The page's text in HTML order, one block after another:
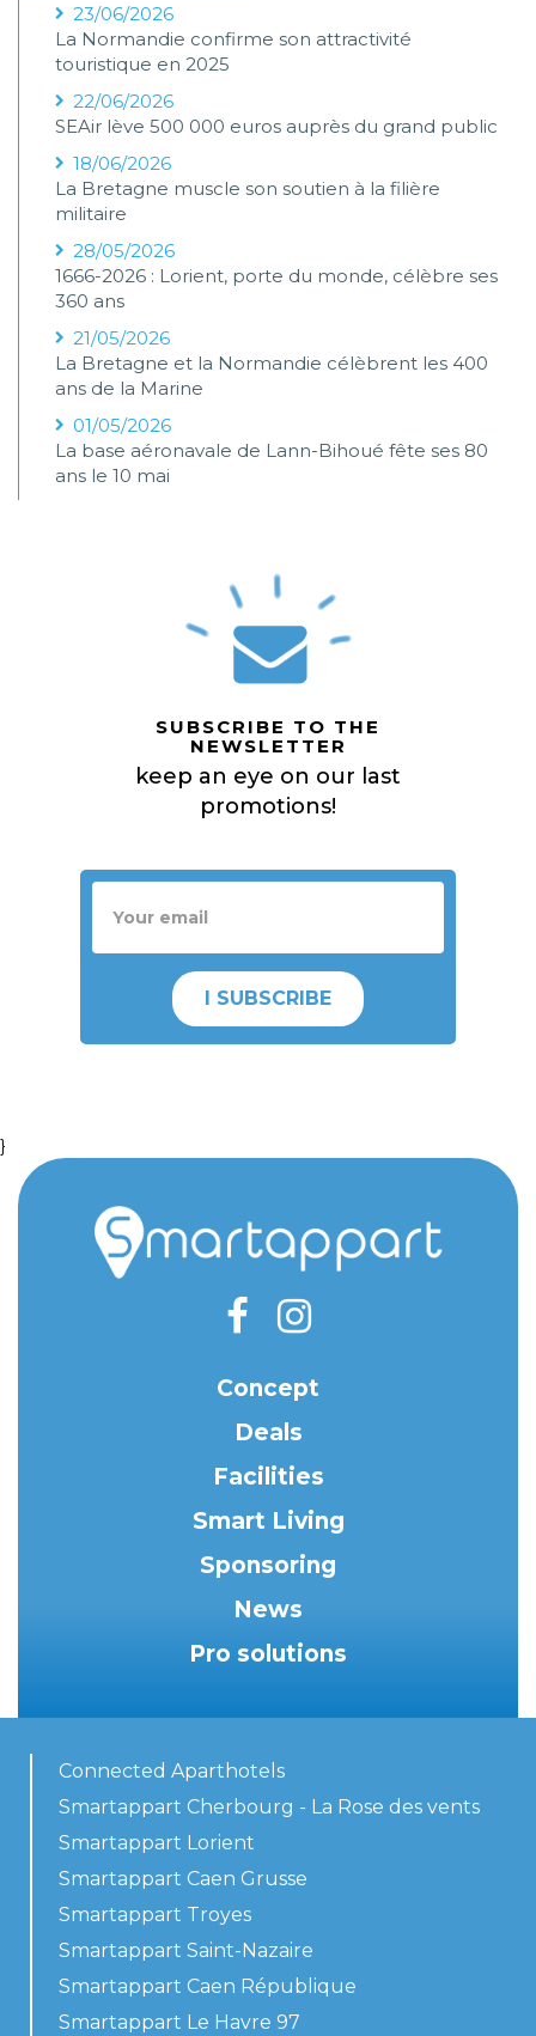
23/06/2026
La Normandie confirme son attractivité
touristique en 2025
22/06/2026
SEAir lève 500 000 euros auprès du grand public
18/06/2026
La Bretagne muscle son soutien à la filière
militaire
28/05/2026
1666-2026 : Lorient, porte du monde, célèbre ses
360 ans
21/05/2026
La Bretagne et la Normandie célèbrent les 400
ans de la Marine
01/05/2026
La base aéronavale de Lann-Bihoué fête ses 80
ans le 10 mai
SUBSCRIBE TO THE
NEWSLETTER
keep an eye on our last
promotions!
I SUBSCRIBE
}
Concept
Deals
Facilities
Smart Living
Sponsoring
News
Pro solutions
Connected Aparthotels
Smartappart Cherbourg - La Rose des vents
Smartappart Lorient
Smartappart Caen Grusse
Smartappart Troyes
Smartappart Saint-Nazaire
Smartappart Caen République
Smartappart Le Havre 97